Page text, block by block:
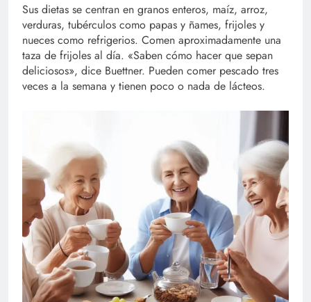
Sus dietas se centran en granos enteros, maíz, arroz,
verduras, tubérculos como papas y ñames, frijoles y
nueces como refrigerios. Comen aproximadamente una
taza de frijoles al día. «Saben cómo hacer que sepan
deliciosos», dice Buettner. Pueden comer pescado tres
veces a la semana y tienen poco o nada de lácteos.